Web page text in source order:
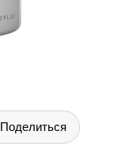
Поделиться